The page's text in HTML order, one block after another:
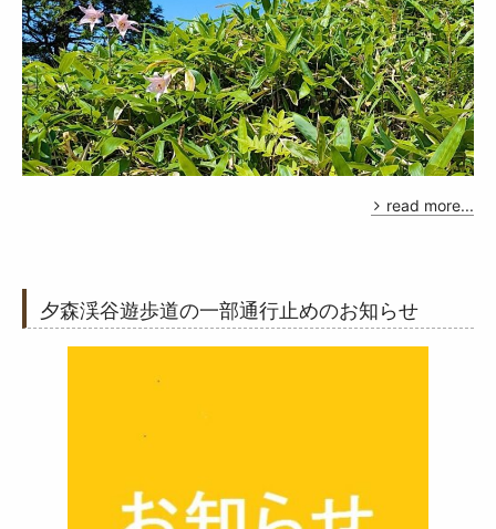
read more...
夕森渓谷遊歩道の一部通行止めのお知らせ